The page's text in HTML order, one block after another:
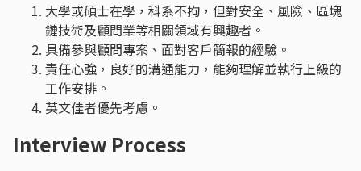
大學或碩士在學，科系不拘，但對安全、風險、區塊
鏈技術及顧問業等相關領域有興趣者。
具備參與顧問專案、面對客戶簡報的經驗。
責任心強，良好的溝通能力，能夠理解並執行上級的
工作安排。
英文佳者優先考慮。
Interview Process